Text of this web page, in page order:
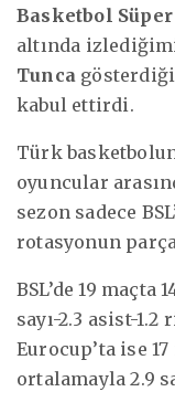
Basketbol
altında
Tunca
kabul ettirdi.
Türk
oyuncular
sezon sadece
rotasyonun
BSL’de 19 maçta
sayı-2.3 asist-
Eurocup’ta ise
ortalamayla 2.9